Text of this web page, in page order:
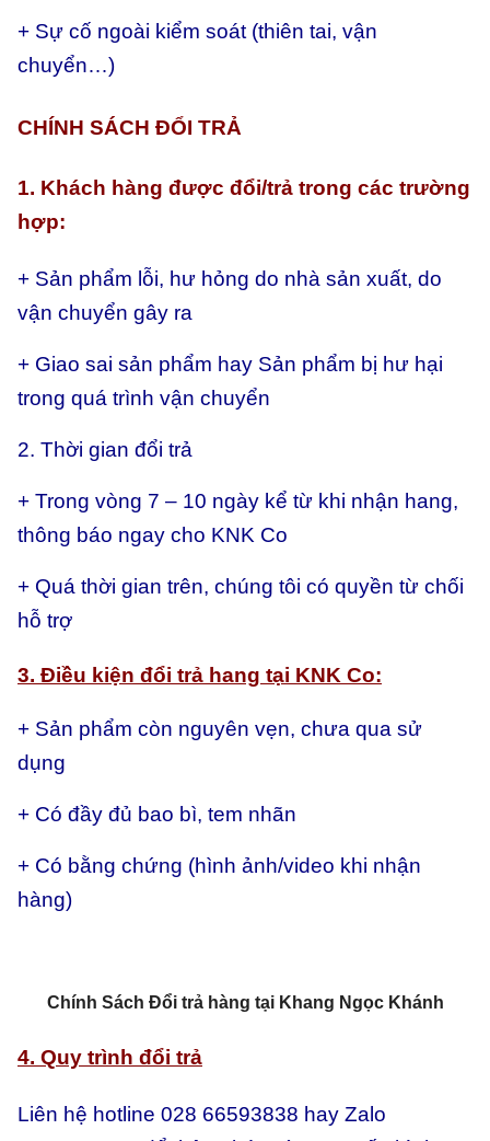
+ Sự cố ngoài kiểm soát (thiên tai, vận
chuyển…)
CHÍNH SÁCH ĐỔI TRẢ
1. Khách hàng được đổi/trả trong các trường
hợp:
+ Sản phẩm lỗi, hư hỏng do nhà sản xuất, do
vận chuyển gây ra
+ Giao sai sản phẩm hay Sản phẩm bị hư hại
trong quá trình vận chuyển
2. Thời gian đổi trả
+ Trong vòng 7 – 10 ngày kể từ khi nhận hang,
thông báo ngay cho KNK Co
+ Quá thời gian trên, chúng tôi có quyền từ chối
hỗ trợ
3. Điều kiện đổi trả hang tại KNK Co:
+ Sản phẩm còn nguyên vẹn, chưa qua sử
dụng
+ Có đầy đủ bao bì, tem nhãn
+ Có bằng chứng (hình ảnh/video khi nhận
hàng)
Chính Sách Đổi trả hàng tại Khang Ngọc Khánh
4. Quy trình đổi trả
Liên hệ hotline 028 66593838 hay Zalo